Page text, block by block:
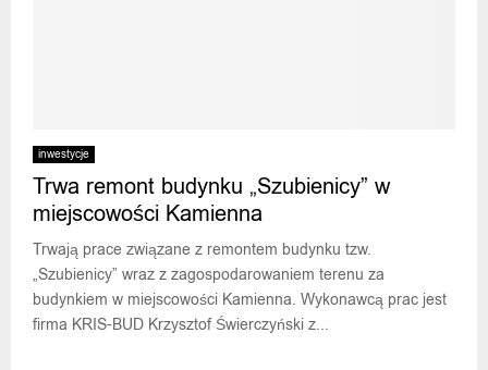
inwestycje
Trwa remont budynku „Szubienicy” w
miejscowości Kamienna
Trwają prace związane z remontem budynku tzw.
„Szubienicy” wraz z zagospodarowaniem terenu za
budynkiem w miejscowości Kamienna. Wykonawcą prac jest
firma KRIS-BUD Krzysztof Świerczyński z...